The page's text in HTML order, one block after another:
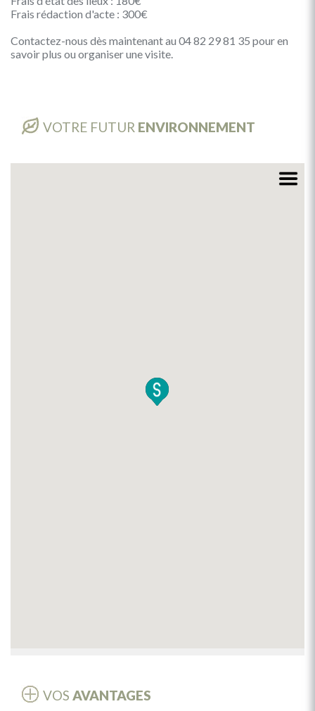
Frais rédaction d'acte : 300€
Contactez-nous dès maintenant au 04 82 29 81 35 pour en
savoir plus ou organiser une visite.
VOTRE FUTUR ENVIRONNEMENT
VOS AVANTAGES